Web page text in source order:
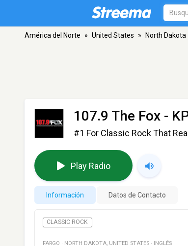
América del Norte » United States » North Dakota
107.9 The Fox -
#1 For Classic Rock That
Play Radio
Información Datos de Contacto
CLASSIC ROCK
FARGO · NORTH DAKOTA, UNITED STATES · INGLÉS